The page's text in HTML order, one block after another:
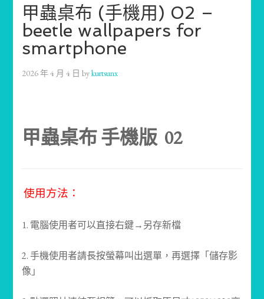
甲蟲桌布 (手機用) 02 –
beetle wallpapers for
smartphone
2026 年 4 月 4 日 bykurtsunx
甲蟲桌布 手機版 02
使用方法：
1. 電腦使用者可以直接右鍵→另存新檔
2. 手機使用者請長按螢幕叫出選單，再選擇「儲存影
像」